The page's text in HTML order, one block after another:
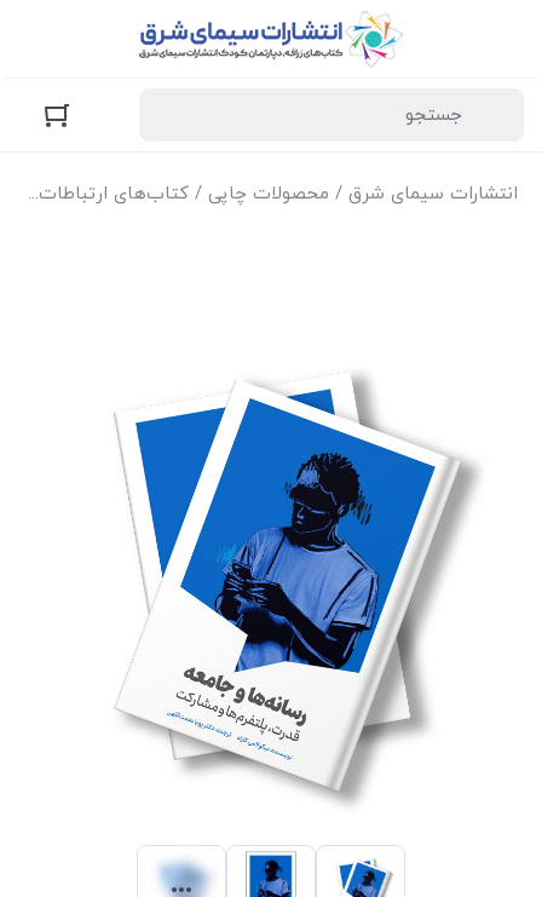
انتشارات سیمای شرق / محصولات چاپی / کتاب‌های ارتباطات/